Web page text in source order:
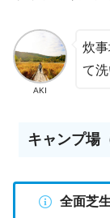
AKI
炊
て
キャンプ場
全面芝